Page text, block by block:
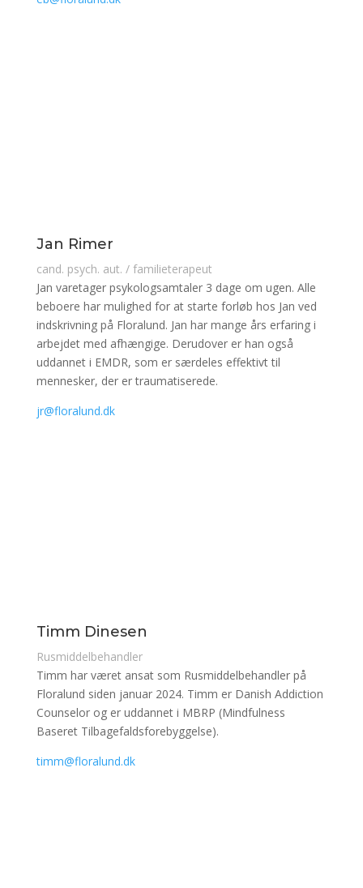
Jan Rimer
cand. psych. aut. / familieterapeut
Jan varetager psykologsamtaler 3 dage om ugen. Alle
beboere har mulighed for at starte forløb hos Jan ved
indskrivning på Floralund. Jan har mange års erfaring i
arbejdet med afhængige. Derudover er han også
uddannet i EMDR, som er særdeles effektivt til
mennesker, der er traumatiserede.
jr@floralund.dk
Timm Dinesen
Rusmiddelbehandler
Timm har været ansat som Rusmiddelbehandler på
Floralund siden januar 2024. Timm er Danish Addiction
Counselor og er uddannet i MBRP (Mindfulness
Baseret Tilbagefaldsforebyggelse).
timm@floralund.dk